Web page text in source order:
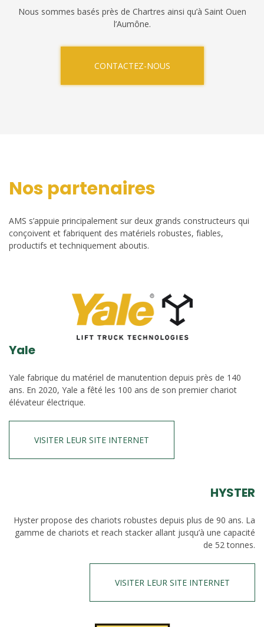
Nous sommes basés près de Chartres ainsi qu’à Saint Ouen
l’Aumône.
CONTACTEZ-NOUS
Nos partenaires
AMS s’appuie principalement sur deux grands constructeurs qui
conçoivent et fabriquent des matériels robustes, fiables,
productifs et techniquement aboutis.
Yale
Yale fabrique du matériel de manutention depuis près de 140
ans. En 2020, Yale a fêté les 100 ans de son premier chariot
élévateur électrique.
VISITER LEUR SITE INTERNET
HYSTER
Hyster propose des chariots robustes depuis plus de 90 ans. La
gamme de chariots et reach stacker allant jusqu’à une capacité
de 52 tonnes.
VISITER LEUR SITE INTERNET